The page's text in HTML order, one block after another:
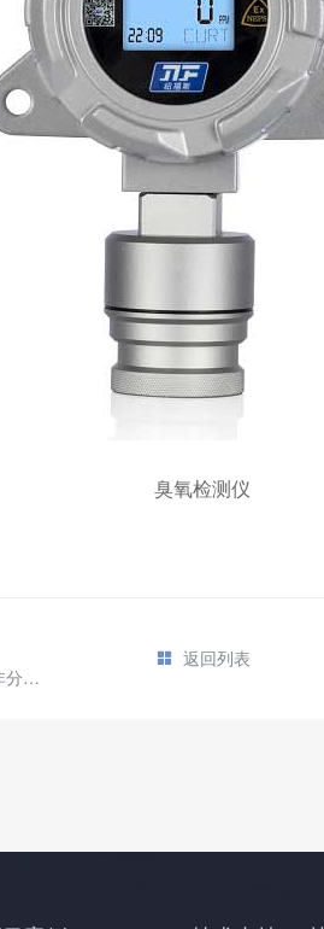
臭氧检测仪
环境空气一氧化碳的自动测定非分散红外法HJ 965-2018
返回列表